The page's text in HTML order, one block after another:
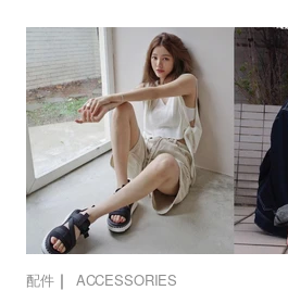
配件｜ ACCESSORIES